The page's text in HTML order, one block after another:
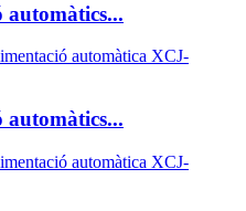
automàtics...
automàtics...